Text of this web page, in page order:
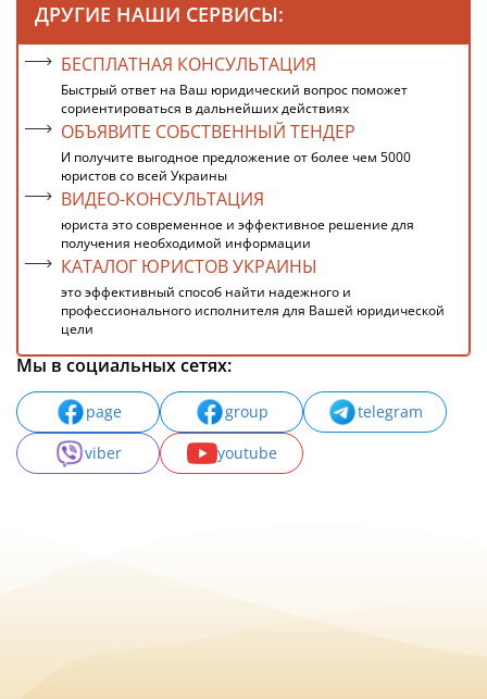
ДРУГИЕ НАШИ СЕРВИСЫ:
БЕСПЛАТНАЯ КОНСУЛЬТАЦИЯ
Быстрый ответ на Ваш юридический вопрос поможет
сориентироваться в дальнейших действиях
ОБЪЯВИТЕ СОБСТВЕННЫЙ ТЕНДЕР
И получите выгодное предложение от более чем 5000
юристов со всей Украины
ВИДЕО-КОНСУЛЬТАЦИЯ
юриста это современное и эффективное решение для
получения необходимой информации
КАТАЛОГ ЮРИСТОВ УКРАИНЫ
это эффективный способ найти надежного и
профессионального исполнителя для Вашей юридической
цели
Мы в социальных сетях:
page group
telegram
viber
youtube